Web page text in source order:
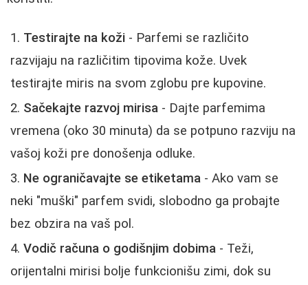
Testirajte na koži - Parfemi se različito
razvijaju na različitim tipovima kože. Uvek
testirajte miris na svom zglobu pre kupovine.
Sačekajte razvoj mirisa - Dajte parfemima
vremena (oko 30 minuta) da se potpuno razviju na
vašoj koži pre donošenja odluke.
Ne ograničavajte se etiketama - Ako vam se
neki "muški" parfem svidi, slobodno ga probajte
bez obzira na vaš pol.
Vodič računa o godišnjim dobima - Teži,
orijentalni mirisi bolje funkcionišu zimi, dok su